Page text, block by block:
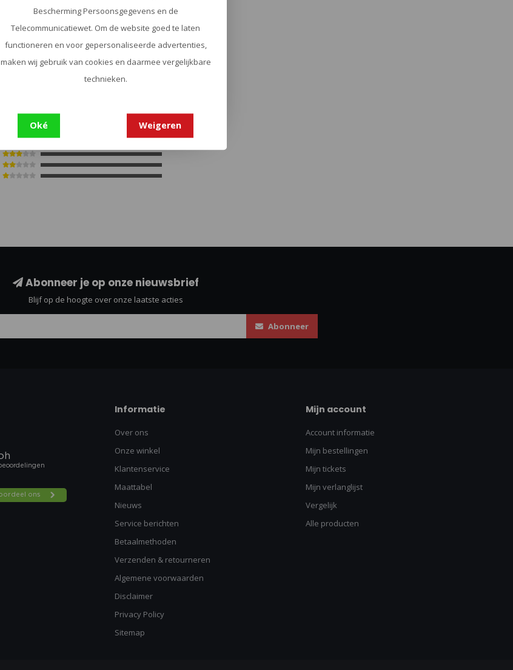
Abonneer je op onze nieuwsbrief
Blijf op de hoogte over onze laatste acties
Abonneer
Informatie
Over ons
Onze winkel
Klantenservice
Maattabel
Nieuws
Service berichten
Betaalmethoden
Verzenden & retourneren
Algemene voorwaarden
Disclaimer
Privacy Policy
Sitemap
Mijn account
Account informatie
Mijn bestellingen
Mijn tickets
Mijn verlanglijst
Vergelijk
Alle producten
Bescherming Persoonsgegevens en de
Telecommunicatiewet. Om de website goed te laten
functioneren en voor gepersonaliseerde advertenties,
maken wij gebruik van cookies en daarmee vergelijkbare
technieken.
Oké Weigeren